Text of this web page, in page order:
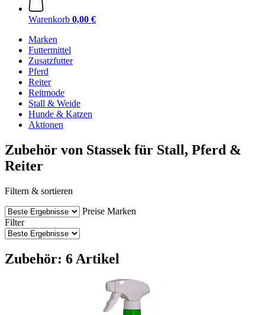
Warenkorb 0,00 €
Marken
Futtermittel
Zusatzfutter
Pferd
Reiter
Reitmode
Stall & Weide
Hunde & Katzen
Aktionen
Zubehör von Stassek für Stall, Pferd &
Reiter
Filtern & sortieren
Preise Marken
Filter
Zubehör: 6 Artikel